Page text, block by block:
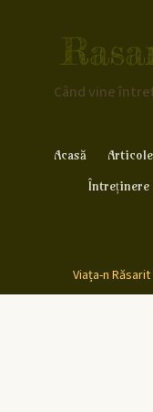
Când vine
Acasă Articole
Întreținere
Viața-n